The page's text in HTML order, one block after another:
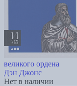
великого ордена
Дэн Джонс
Нет в наличии